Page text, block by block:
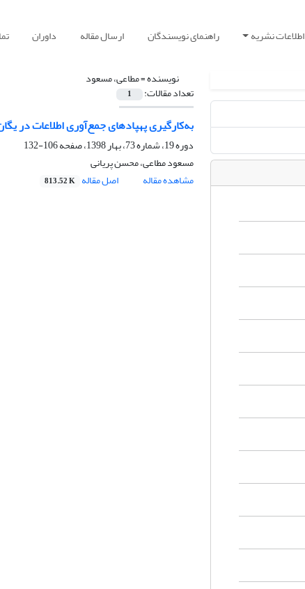
اطلاعات نشریه راهنمای نویسندگان ارسال مقاله داوران
نویسنده =مطاعی، مسعود
تعداد مقالات: 1
به‌کارگیری پهپادهای جمع‌آوری اطلاعات در
دوره 19، شماره 73، بهار 1398، صفحه
106-132
مسعود مطاعی، محسن پریانی
مشاهده مقاله
اصل مقاله 813.52 K